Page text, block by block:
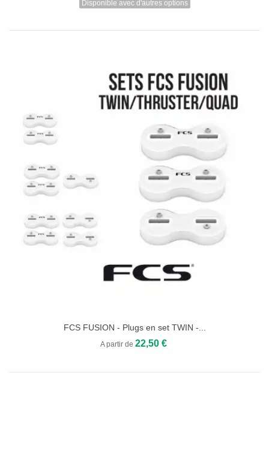
Disponible avec d'autres options
FCS FUSION - Plugs en set TWIN -...
A partir de 22,50 €